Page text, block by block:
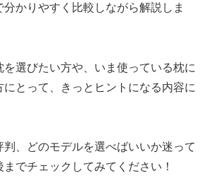
かりやすく比較しながら解説しま
を選びたい方や、いま使っている枕に
とって、きっとヒントになる内容に
、どのモデルを選べばいいか迷って
でチェックしてみてください！